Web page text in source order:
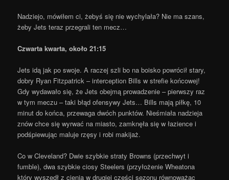
Nadziejo, mówiłem ci, żebyś się nie wychylała? Nie ma szans,
żeby Jets teraz przegrali ten mecz…
Czwarta kwarta, około 21:15
Jets idą jak po swoje. A raczej szli bo na boisko powrócił stary,
dobry Ryan Fitzpatrick – interception Bills w strefie końcowej!
Gdy wydawało się, że Jets obejmą prowadzenie – pierwszy raz
w tym meczu – taki błąd ofensywy Jets… Bills mają piłkę, 10
minut do końca, przewaga dwóch punktów. Nieśmiała nadzieja
znów chce się wyrwać na miasto, zamknęła się w łazience i
podśpiewując maluje rzęsy i robi makijaż.
Co w Cleveland? Dwie szybkie straty Browns (przechwyt i
fumble), dwa szybkie ciosy Steelers (przyłożenie Wheatona
który wyszedł z cienia w drugiej części sezonu równoważąc